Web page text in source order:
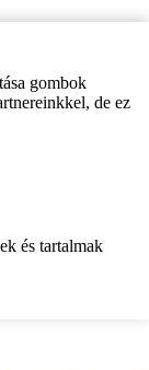
gombok
de ez
és tartalmak